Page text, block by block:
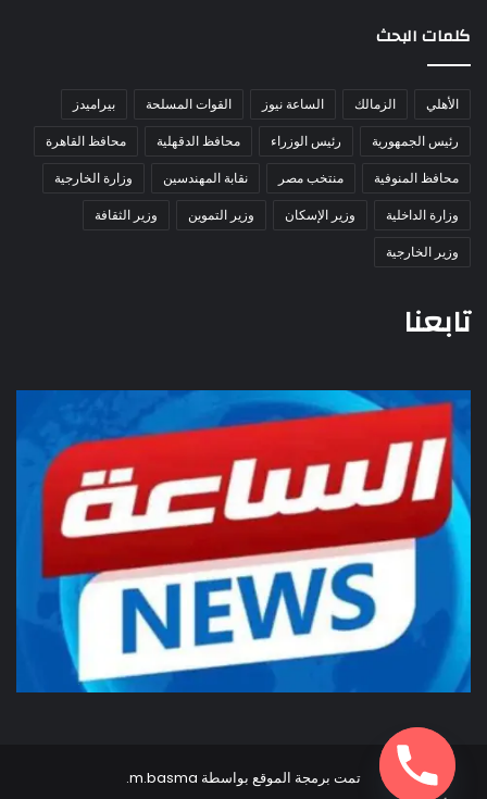
كلمات البحث
الأهلي الزمالك الساعة نيوز القوات المسلحة
بيراميدز
رئيس الجمهورية
رئيس الوزراء محافظ الدقهلية
محافظ القاهرة
محافظ المنوفية
منتخب مصر نقابة المهندسين
وزارة الخارجية
وزارة الداخلية
وزير الإسكان وزير التموين
وزير الثقافة
وزير الخارجية
تابعنا
تمت برمجة الموقع بواسطة m.basma
.